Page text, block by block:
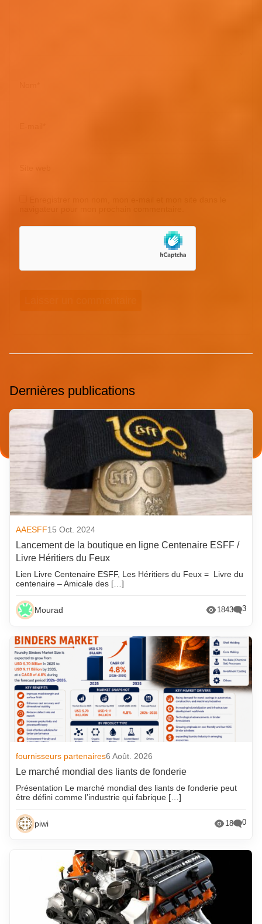
Dernières publications
AAESFF15 Oct. 2024
Lancement de la boutique en ligne Centenaire ESFF /
Livre Héritiers du Feux
Lien Livre Centenaire ESFF, Les Héritiers du Feux = Livre du
centenaire – Amicale des […]
Mourad 1843 3
fournisseurs partenaires6 Août. 2026
Le marché mondial des liants de fonderie
Présentation Le marché mondial des liants de fonderie peut
être défini comme l’industrie qui fabrique […]
piwi 18 0